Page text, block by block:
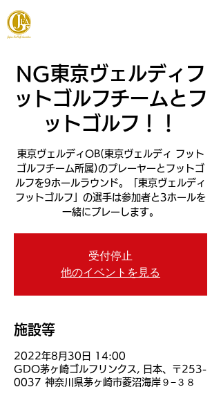
NG東京ヴェルディフ
ットゴルフチームとフ
ットゴルフ！！
東京ヴェルディOB(東京ヴェルディ フット
ゴルフチーム所属)のプレーヤーとフットゴ
ルフを9ホールラウンド。「東京ヴェルディ
フットゴルフ」の選手は参加者と3ホールを
一緒にプレーします。
受付停止
他のイベントを見る
施設等
2022年8月30日 14:00
GDO茅ヶ崎ゴルフリンクス, 日本、〒253-
0037 神奈川県茅ヶ崎市菱沼海岸９−３８